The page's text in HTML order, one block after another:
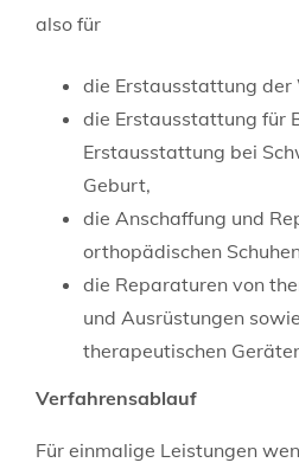
also für
die Erstausstattung der
die Erstausstattung für
Erstausstattung bei
Geburt,
die Anschaffung und
orthopädischen
die Reparaturen von
und Ausrüstungen
therapeutischen
Verfahrensablauf
Für einmalige Leistungen